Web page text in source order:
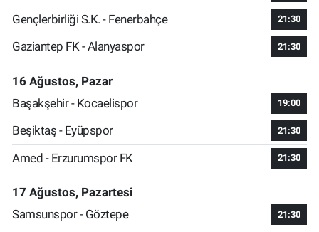
Gençlerbirliği S.K. - Fenerbahçe 21:30
Gaziantep FK - Alanyaspor 21:30
16 Ağustos, Pazar
Başakşehir - Kocaelispor
19:00
Beşiktaş - Eyüpspor 21:30
Amed - Erzurumspor FK 21:30
17 Ağustos, Pazartesi
Samsunspor - Göztepe
21:30